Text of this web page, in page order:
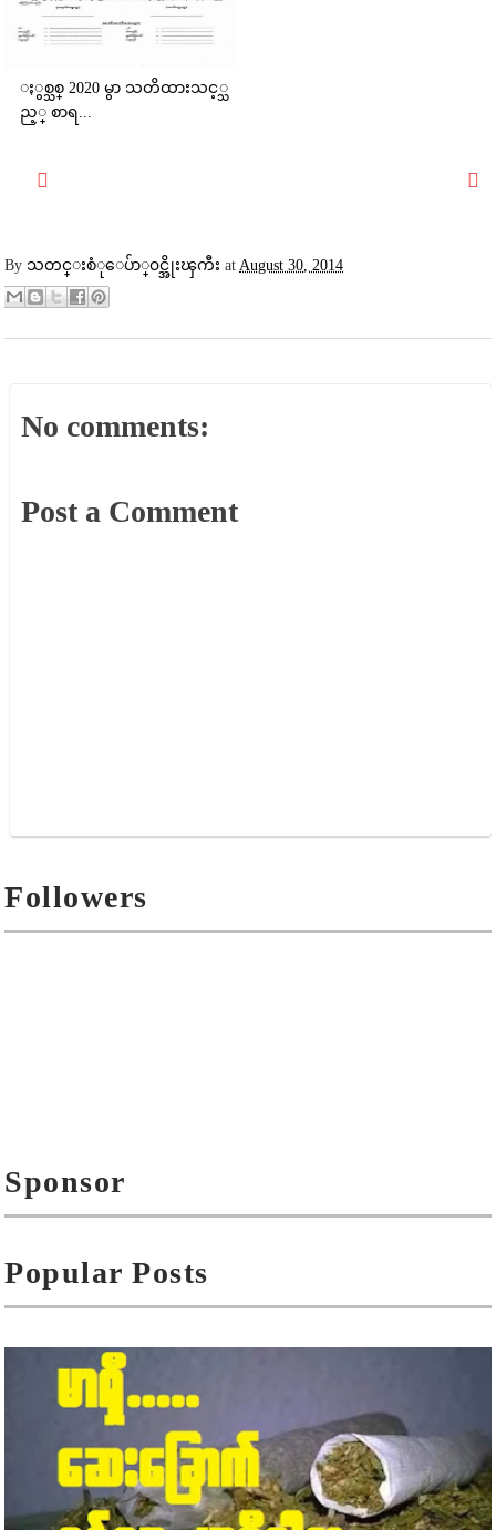
ႏွစ္သစ္ 2020 မွာ သတိထားသင့္သ
ည့္ စာရ...
Byသတင္းစံုေပ်ာ္၀င္အိုးၾကီး atAugust 30, 2014
No comments:
Post a Comment
Followers
Sponsor
Popular Posts